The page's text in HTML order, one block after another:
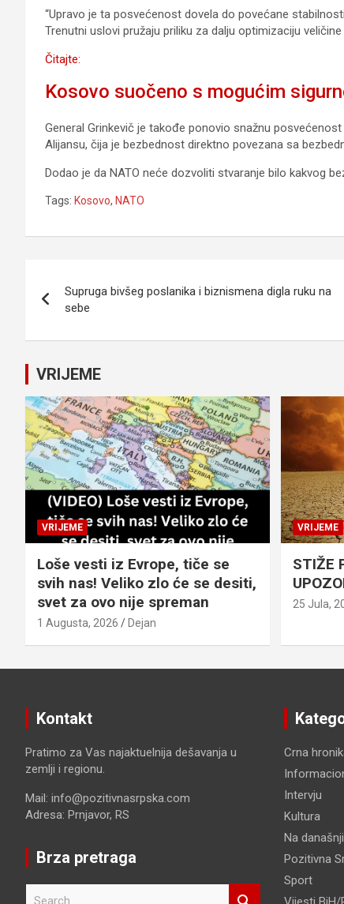
“Upravo je ta posvećenost dovela do povećane
Trenutni uslovi pružaju priliku za dalju optimizaciju veličine
Čitajte:
Kosovo suočeno s mogućim
General Grinkevič je takođe ponovio snažnu
Alijansu, čija je bezbednost direktno povezana sa
Dodao je da NATO neće dozvoliti stvaranje bilo kakvog
Tags: Kosovo, NATO
članaka
Supruga bivšeg poslanika i biznismena digla ruku na
sebe
VRIJEME
VRIJEME
Loše vesti iz Evrope, tiče se
svih nas! Veliko zlo će se desiti,
svet za ovo nije spreman
1 Augusta, 2026 Dejan
VRIJEME
STIŽE
25 Jula,
Kontakt
Pratimo za Vas najaktuelnija dešavanja u
zemlji i regionu.
Mail: info@pozitivnasrpska.com
Adresa: Prnjavor, RS
Brza pretraga
Crna
Intervju
Kultura
Na
Pozitivna
Sport